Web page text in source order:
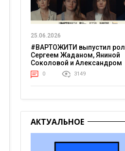
25.06.2026
#ВАРТОЖИТИ выпустил
Сергеем Жаданом, Яниной
Соколовой и Александром
Тереном о жизни в
напряжении
0 3149
АКТУАЛЬНОЕ